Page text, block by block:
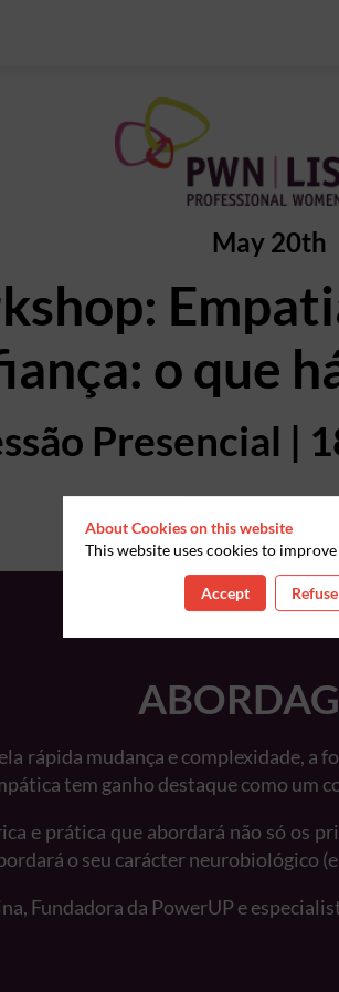
May 20th
o que
Presencial |
ESGOTADO!
rápida mudança e complexidade,
tem ganho destaque como um
e prática que abordará não só os
o seu carácter neurobiológico
Fundadora da PowerUP e
About Cookies on this website
This website uses cookies to
Accept Refuse